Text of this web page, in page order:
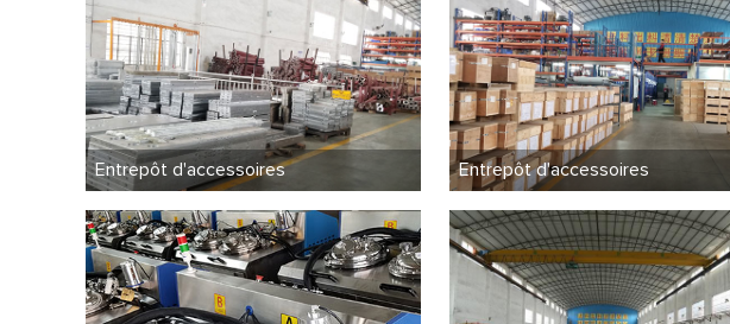
Entrepôt d'accessoires Entrepôt d'accessoires